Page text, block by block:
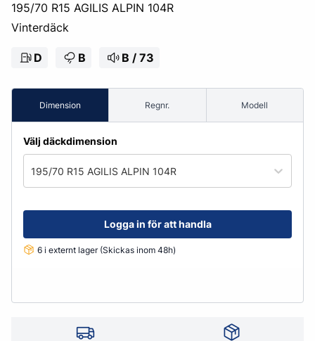
195/70 R15 AGILIS ALPIN 104R
Vinterdäck
D B B / 73
Dimension Regnr. Modell
Välj däckdimension
195/70 R15 AGILIS ALPIN 104R
Logga in för att handla
6 i externt lager (Skickas inom 48h)